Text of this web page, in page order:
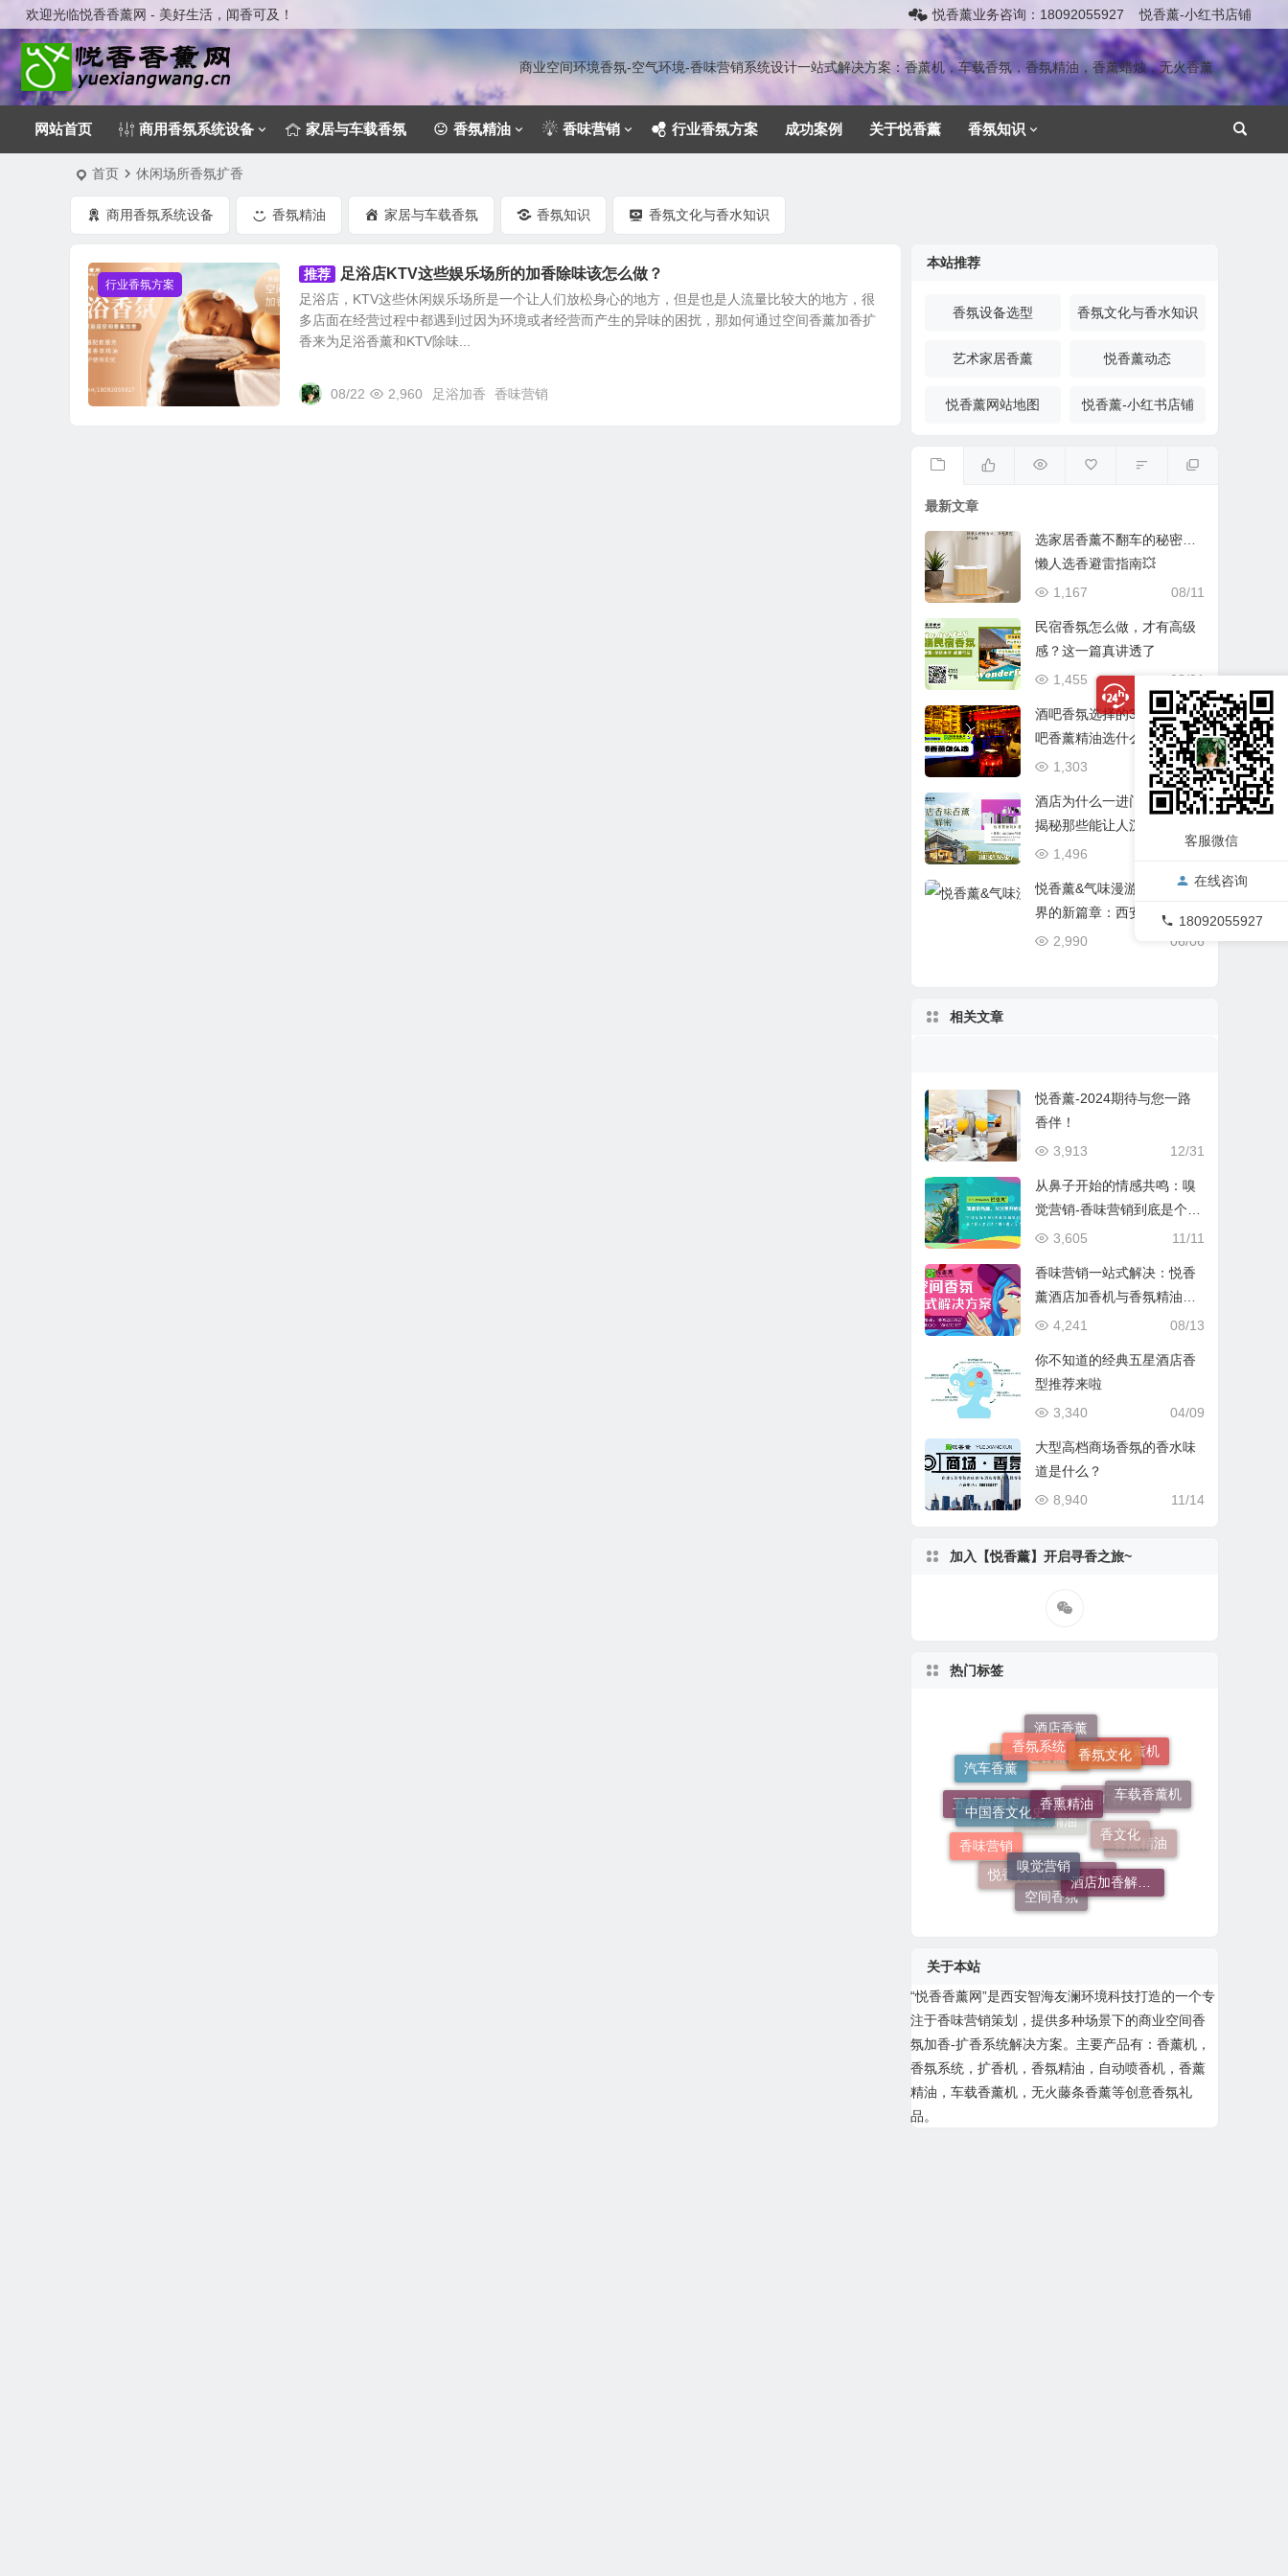
欢迎光临悦香香薰网 - 美好生活，闻香可及！ 悦香薰业务咨询：18092055927 悦香薰-小红书店铺
商业空间环境香氛-空气环境-香味营销系统设计一站式解决方案：香薰机，车载香氛，香氛精油，香薰蜡烛，无火香薰
网站首页 商用香氛系统设备 家居与车载香氛 香氛精油 香味营销 行业香氛方案 成功案例 关于悦香薰 香氛知识
首页 休闲场所香氛扩香
商用香氛系统设备 香氛精油 家居与车载香氛 香氛知识 香氛文化与香水知识
行业香氛方案
推荐 足浴店KTV这些娱乐场所的加香除味该怎么做？
足浴店，KTV这些休闲娱乐场所是一个让人们放松身心的地方，但是也是人流量比较大的地方，很
多店面在经营过程中都遇到过因为环境或者经营而产生的异味的困扰，那如何通过空间香薰加香扩
香来为足浴香薰和KTV除味...
08/22 2,960 足浴加香 香味营销
本站推荐
香氛设备选型 香氛文化与香水知识
艺术家居香薰 悦香薰动态
悦香薰网站地图 悦香薰-小红书店铺
最新文章
选家居香薰不翻车的秘密…
懒人选香避雷指南💥
08/11
1,167
民宿香氛怎么做，才有高级
感？这一篇真讲透了
08/01
1,455
酒吧香氛选择的3个考量：酒
吧香薰精油选什么味道？酒
吧香薰机系统怎么配置？07/28
1,303
酒店为什么一进门就很香？
揭秘那些能让人沉醉的空间
环境香氛
1,496
悦香薰&气味漫游记香氛世
界的新篇章：西安国际酒店
设备及用品展览会之旅 06/06
2,990
相关文章
悦香薰-2024期待与您一路
香伴！
12/31
3,913
从鼻子开始的情感共鸣：嗅
觉营销-香味营销到底是个
啥？对品牌行销有怎样的影
11/11
3,605
香味营销一站式解决：悦香
薰酒店加香机与香氛精油介
绍
08/13
4,241
你不知道的经典五星酒店香
型推荐来啦
04/09
3,340
大型高档商场香氛的香水味
道是什么？
11/14
8,940
加入【悦香薰】开启寻香之旅~
热门标签
怎么选香薰机
酒店香薰
超声波香薰机
酒店扩香系统
香氛精油
五星级酒店香薰
汽车香薰
香氛系统
香氛文化
车载香薰机
香薰精油
悦香薰
悦香香薰网
香味营销
中国香文化史
香熏精油
香文化
酒店加香解决方案
空间香氛
嗅觉营销
关于本站
“悦香香薰网”是西安智海友澜环境科技打造的一个专
注于香味营销策划，提供多种场景下的商业空间香
氛加香-扩香系统解决方案。主要产品有：香薰机 ，
香氛系统 ，扩香机，香氛精油，自动喷香机，香薰
精油 ，车载香薰机 ，无火藤条香薰等创意香氛礼
品。
客服微信
在线咨询
18092055927